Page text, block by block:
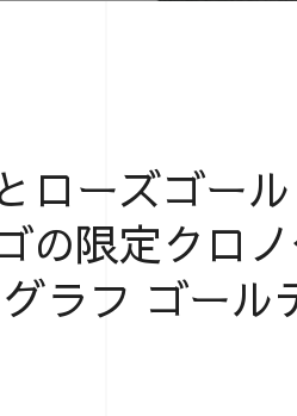
ローズゴー
の限定クロ
ラフ ゴール